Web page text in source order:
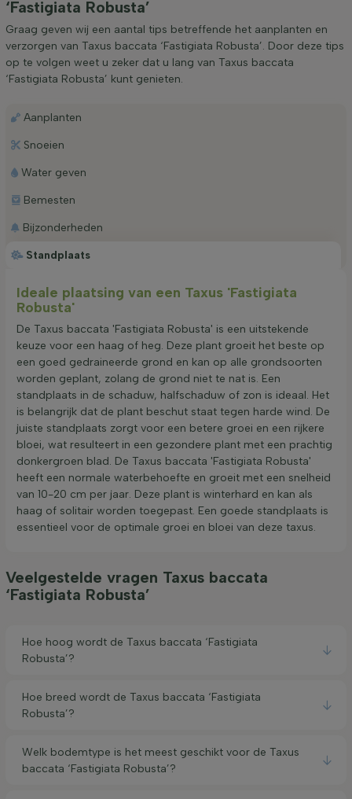
‘Fastigiata Robusta’
Graag geven wij een aantal tips betreffende het aanplanten en
verzorgen van Taxus baccata ‘Fastigiata Robusta’. Door deze tips
op te volgen weet u zeker dat u lang van Taxus baccata
‘Fastigiata Robusta’ kunt genieten.
Standplaats
Aanplanten
Snoeien
Water geven
Bemesten
Bijzonderheden
Ideale plaatsing van een Taxus 'Fastigiata
Robusta'
De Taxus baccata 'Fastigiata Robusta' is een uitstekende
keuze voor een haag of heg. Deze plant groeit het beste op
een goed gedraineerde grond en kan op alle grondsoorten
worden geplant, zolang de grond niet te nat is. Een
standplaats in de schaduw, halfschaduw of zon is ideaal. Het
is belangrijk dat de plant beschut staat tegen harde wind. De
juiste standplaats zorgt voor een betere groei en een rijkere
bloei, wat resulteert in een gezondere plant met een prachtig
donkergroen blad. De Taxus baccata 'Fastigiata Robusta'
heeft een normale waterbehoefte en groeit met een snelheid
van 10-20 cm per jaar. Deze plant is winterhard en kan als
haag of solitair worden toegepast. Een goede standplaats is
essentieel voor de optimale groei en bloei van deze taxus.
Veelgestelde vragen Taxus baccata
‘Fastigiata Robusta’
Hoe hoog wordt de Taxus baccata ‘Fastigiata
Robusta’?
Hoe breed wordt de Taxus baccata ‘Fastigiata
Robusta’?
Welk bodemtype is het meest geschikt voor de Taxus
baccata ‘Fastigiata Robusta’?